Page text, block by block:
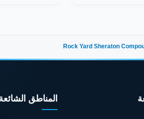
611 وحدة سكنية مما يمنح السكان الخيارات المتعددة
مربع حتى 180 متر مربع.
المناطق